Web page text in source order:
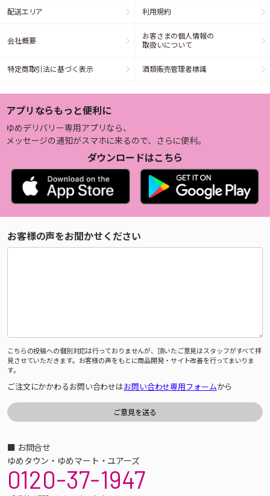
配送エリア 利用規約
会社概要
お客さまの個人情報の
取扱いについて
特定商取引法に基づく表示 酒類販売管理者標識
アプリならもっと便利に
ゆめデリバリー専用アプリなら、
メッセージの通知がスマホに来るので、さらに便利。
ダウンロードはこちら
お客様の声をお聞かせください
こちらの投稿への個別対応は行っておりませんが、頂いたご意見はスタッフがすべて拝
見させていただきます。お客様の声をもとに商品開発・サイト改善を行ってまいりま
す。
ご注文にかかわるお問い合わせはお問い合わせ専用フォームから
■ お問合せ
ゆめタウン・ゆめマート・ユアーズ
0120-37-1947